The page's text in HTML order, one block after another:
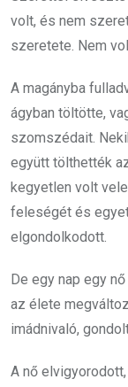
volt, és nem
szeretete. Nem
A magányba
ágyban töltötte,
szomszédait.
együtt tölthették
kegyetlen volt
feleségét és
elgondolkodott.
De egy nap egy
az élete
imádnivaló,
A nő